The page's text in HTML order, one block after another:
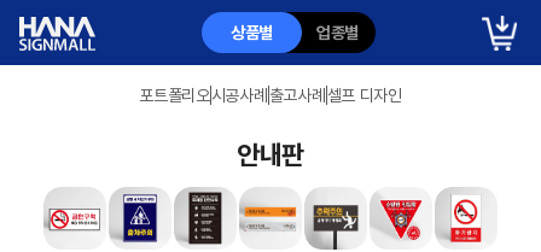
상품별 업종별
포트폴리오시공사례 출고사례 셀프 디자인
안내판